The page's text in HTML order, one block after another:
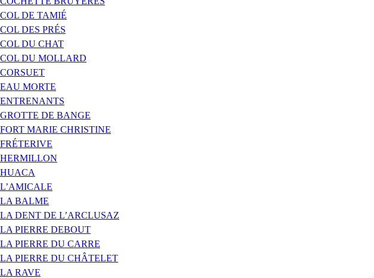
COL DE TAMIÉ
COL DES PRÉS
COL DU CHAT
COL DU MOLLARD
CORSUET
EAU MORTE
ENTRENANTS
GROTTE DE BANGE
FORT MARIE CHRISTINE
FRÉTERIVE
HERMILLON
HUACA
L’AMICALE
LA BALME
LA DENT DE L’ARCLUSAZ
LA PIERRE DEBOUT
LA PIERRE DU CARRE
LA PIERRE DU CHÂTELET
LA RAVE